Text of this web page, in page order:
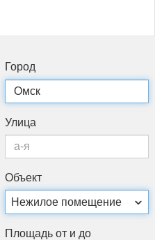
Го­род
Ули­ца
Объ­ект
Пло­щадь от и до